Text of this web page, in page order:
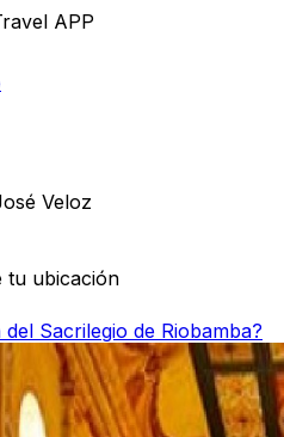
APP
Veloz
tu ubicación
del Sacrilegio de Riobamba?